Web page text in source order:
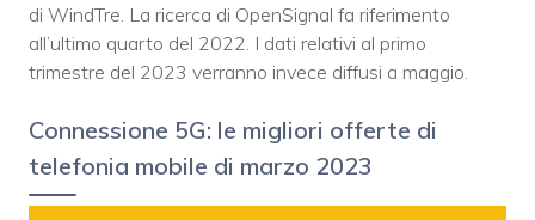
di WindTre. La ricerca di OpenSignal fa riferimento
all’ultimo quarto del 2022. I dati relativi al primo
trimestre del 2023 verranno invece diffusi a maggio.
Connessione 5G: le migliori offerte di
telefonia mobile di marzo 2023